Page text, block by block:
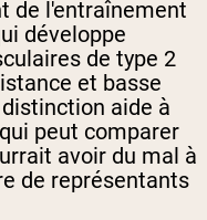
de l'entraînement
développe
de type 2
et basse
aide à
peut comparer
avoir du mal à
de représentants